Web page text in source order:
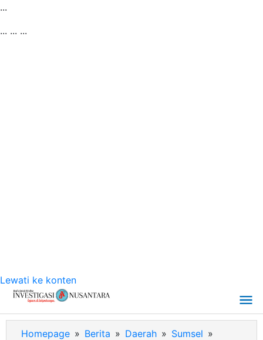
...
... ... ...
Lewati ke konten
Homepage » Berita » Daerah » Sumsel »